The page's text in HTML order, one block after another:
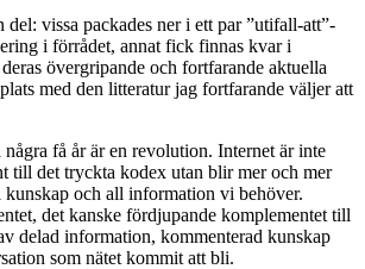
del: vissa packades ner i ett par ”utifall-att”-
i förrådet, annat fick finnas kvar i
övergripande och fortfarande aktuella
med den litteratur jag fortfarande väljer att
några få år är en revolution. Internet är inte
till det tryckta kodex utan blir mer och mer
och all information vi behöver.
det kanske fördjupande komplementet till
delad information, kommenterad kunskap
som nätet kommit att bli.